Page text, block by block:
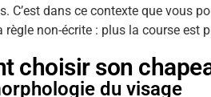
C’est dans ce contexte que vous
règle non-écrite : plus la course est
choisir son
du visage